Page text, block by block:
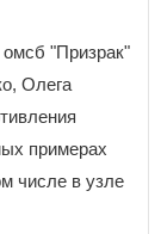
"Призрак"
Олега
примерах
числе в узле